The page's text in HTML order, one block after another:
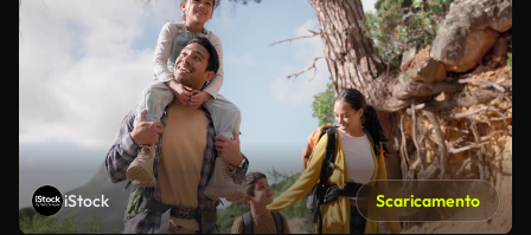
iStock Scaricamento